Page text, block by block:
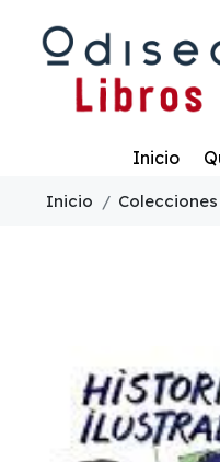
Inicio
Inicio Colecciones